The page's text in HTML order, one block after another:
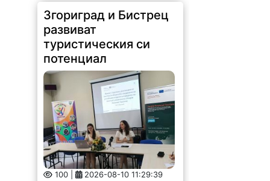
Згориград и Бистрец
развиват
туристическия си
потенциал
100 | 2026-08-10 11:29:39